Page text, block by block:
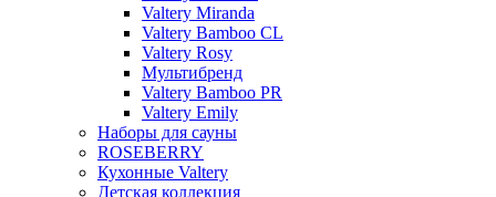
Valtery Miranda
Valtery Bamboo CL
Valtery Rosy
Мультибренд
Valtery Bamboo PR
Valtery Emily
Наборы для сауны
ROSEBERRY
Кухонные Valtery
Детская коллекция